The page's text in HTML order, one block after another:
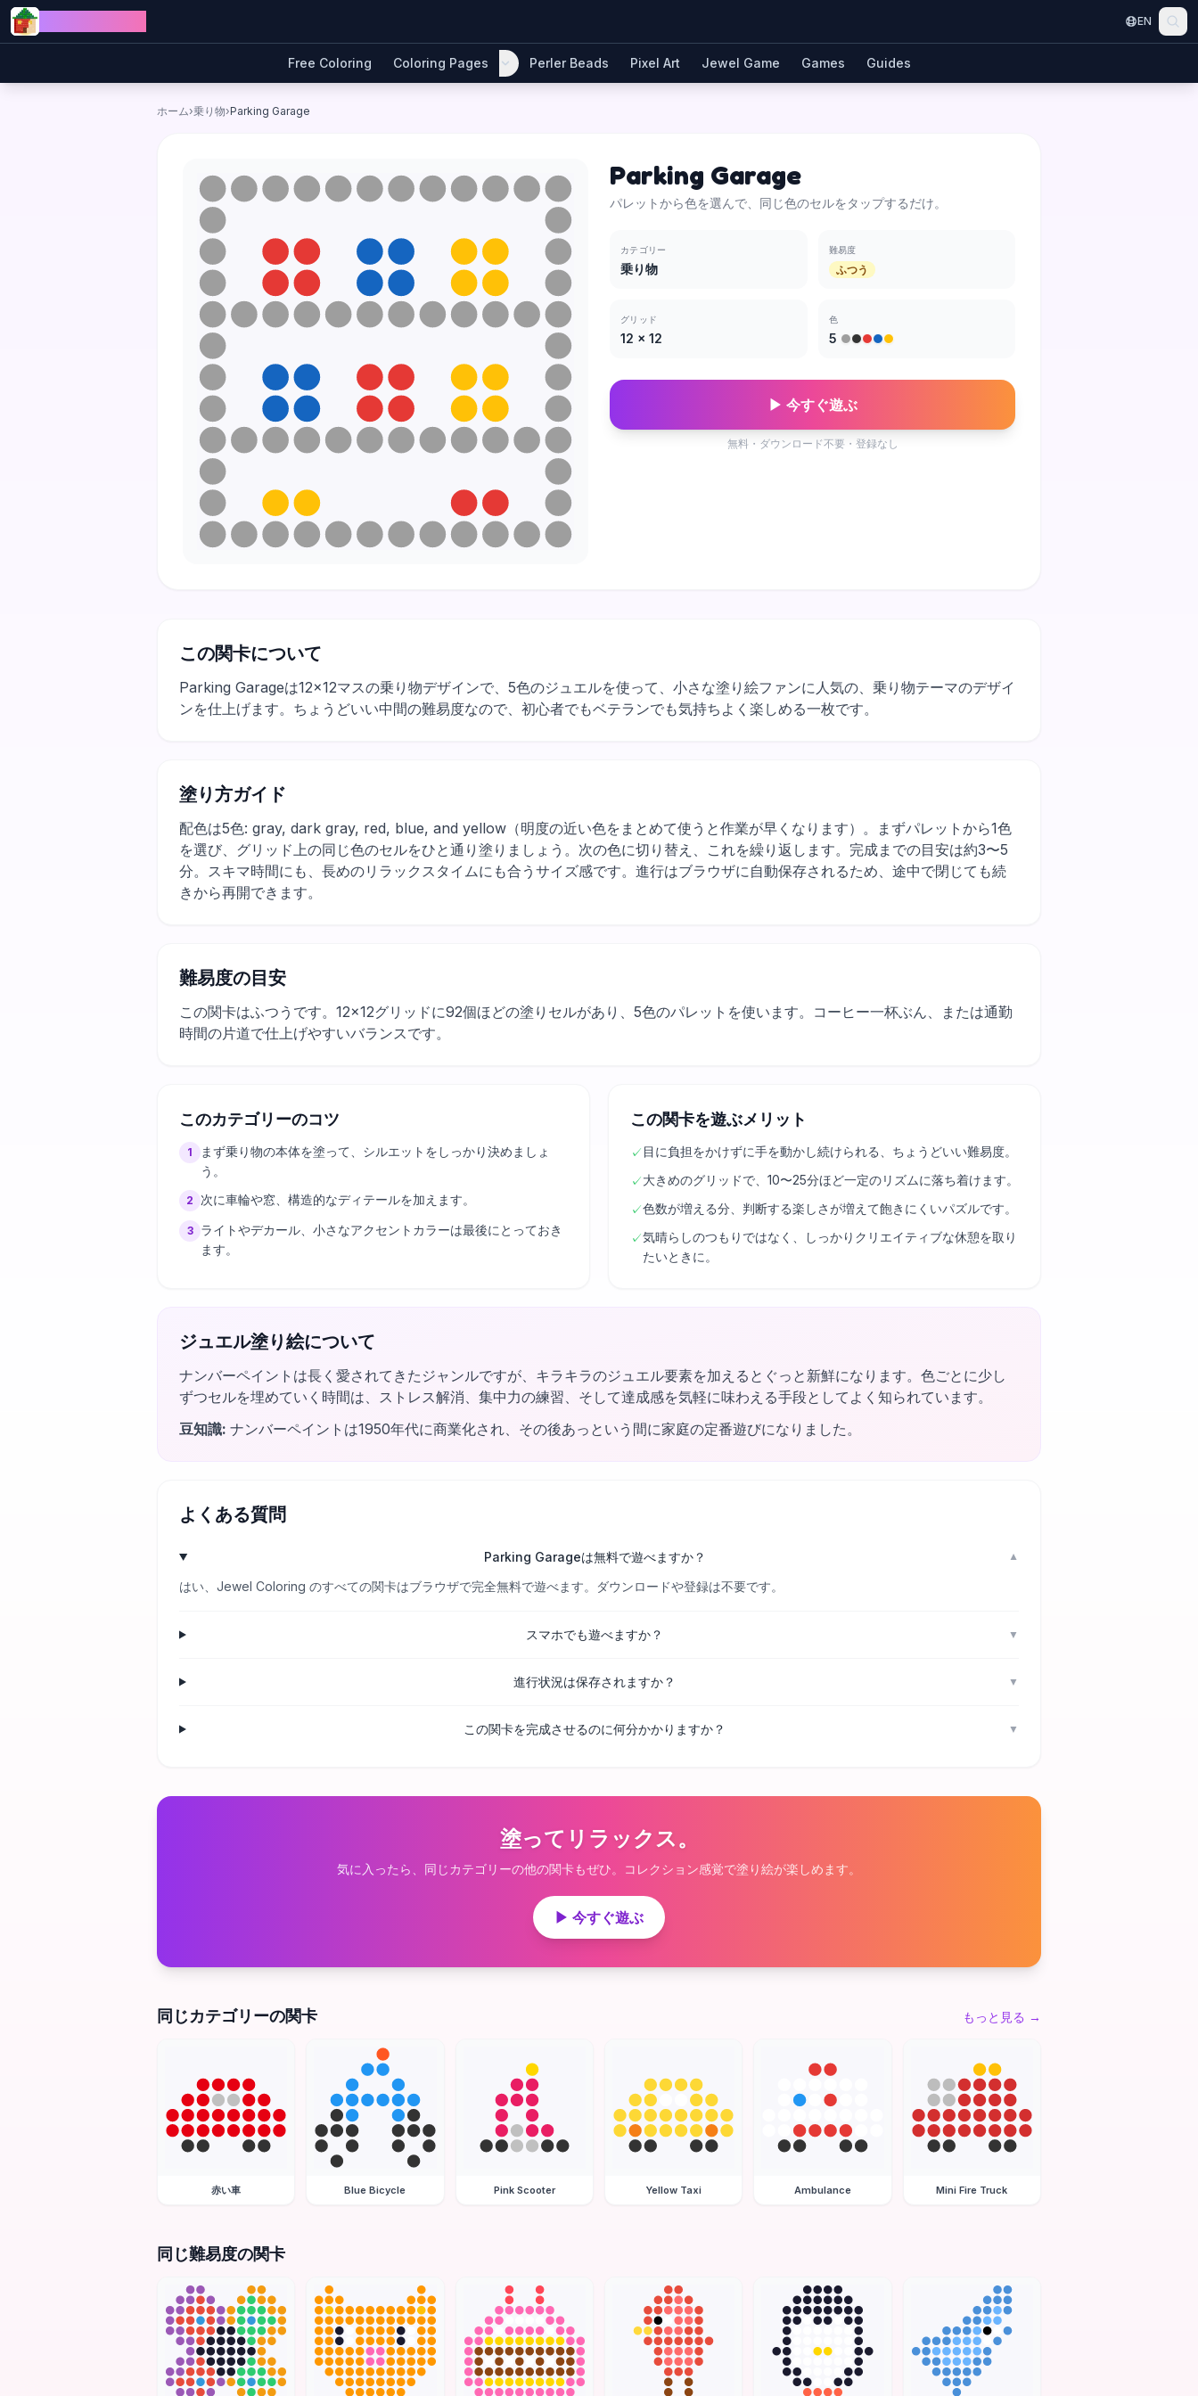
Skip to content
EN
Free Coloring Coloring Pages Perler Beads Pixel Art Jewel Game Games Guides
ホーム›乗り物›Parking Garage
Parking Garage
パレットから色を選んで、同じ色のセルをタップするだけ。
カテゴリー
乗り物
難易度
ふつう
グリッド
12 × 12
色
5
▶ 今すぐ遊ぶ
無料・ダウンロード不要・登録なし
この関卡について
Parking Garageは12×12マスの乗り物デザインで、5色のジュエルを使って、小さな塗り絵ファンに人気の、乗り物テーマのデザイ
ンを仕上げます。ちょうどいい中間の難易度なので、初心者でもベテランでも気持ちよく楽しめる一枚です。
塗り方ガイド
配色は5色: gray, dark gray, red, blue, and yellow（明度の近い色をまとめて使うと作業が早くなります）。まずパレットから1色
を選び、グリッド上の同じ色のセルをひと通り塗りましょう。次の色に切り替え、これを繰り返します。完成までの目安は約3〜5
分。スキマ時間にも、長めのリラックスタイムにも合うサイズ感です。進行はブラウザに自動保存されるため、途中で閉じても続
きから再開できます。
難易度の目安
この関卡はふつうです。12×12グリッドに92個ほどの塗りセルがあり、5色のパレットを使います。コーヒー一杯ぶん、または通勤
時間の片道で仕上げやすいバランスです。
このカテゴリーのコツ
1
まず乗り物の本体を塗って、シルエットをしっかり決めましょ
う。
2 次に車輪や窓、構造的なディテールを加えます。
3
ライトやデカール、小さなアクセントカラーは最後にとっておき
ます。
この関卡を遊ぶメリット
✓ 目に負担をかけずに手を動かし続けられる、ちょうどいい難易度。
✓大きめのグリッドで、10〜25分ほど一定のリズムに落ち着けます。
✓色数が増える分、判断する楽しさが増えて飽きにくいパズルです。
✓気晴らしのつもりではなく、しっかりクリエイティブな休憩を取り
たいときに。
ジュエル塗り絵について
ナンバーペイントは長く愛されてきたジャンルですが、キラキラのジュエル要素を加えるとぐっと新鮮になります。色ごとに少し
ずつセルを埋めていく時間は、ストレス解消、集中力の練習、そして達成感を気軽に味わえる手段としてよく知られています。
豆知識: ナンバーペイントは1950年代に商業化され、その後あっという間に家庭の定番遊びになりました。
よくある質問
Parking Garageは無料で遊べますか？ ▼
はい、Jewel Coloring のすべての関卡はブラウザで完全無料で遊べます。ダウンロードや登録は不要です。
スマホでも遊べますか？ ▼
進行状況は保存されますか？ ▼
この関卡を完成させるのに何分かかりますか？ ▼
塗ってリラックス。
気に入ったら、同じカテゴリーの他の関卡もぜひ。コレクション感覚で塗り絵が楽しめます。
▶ 今すぐ遊ぶ
同じカテゴリーの関卡 もっと見る →
赤い車 Blue Bicycle Pink Scooter Yellow Taxi Ambulance Mini Fire Truck
同じ難易度の関卡